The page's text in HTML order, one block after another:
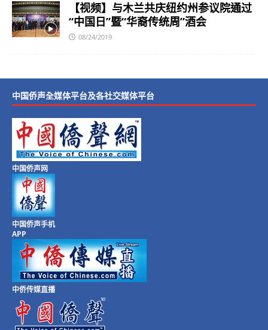
【视频】与木兰共庆纽约州参议院通过
“中国日”暨“华裔传统周”酒会
08/24/2019
中国侨声全媒体平台及各社交媒体平台
中国侨声网
中国侨声手机
APP
中侨传媒直播